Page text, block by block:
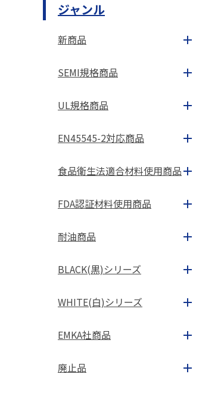
ジャンル
新商品
SEMI規格商品
UL規格商品
EN45545-2対応商品
食品衛生法適合材料使用商品
FDA認証材料使用商品
耐油商品
BLACK(黒)シリーズ
WHITE(白)シリーズ
EMKA社商品
廃止品